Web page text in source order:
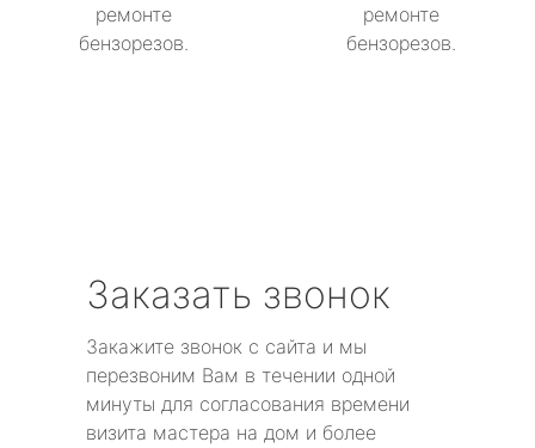
ремонте
бензорезов.
ремонте
бензорезов.
Заказать звонок
Закажите звонок с сайта и мы
перезвоним Вам в течении одной
минуты для согласования времени
визита мастера на дом и более